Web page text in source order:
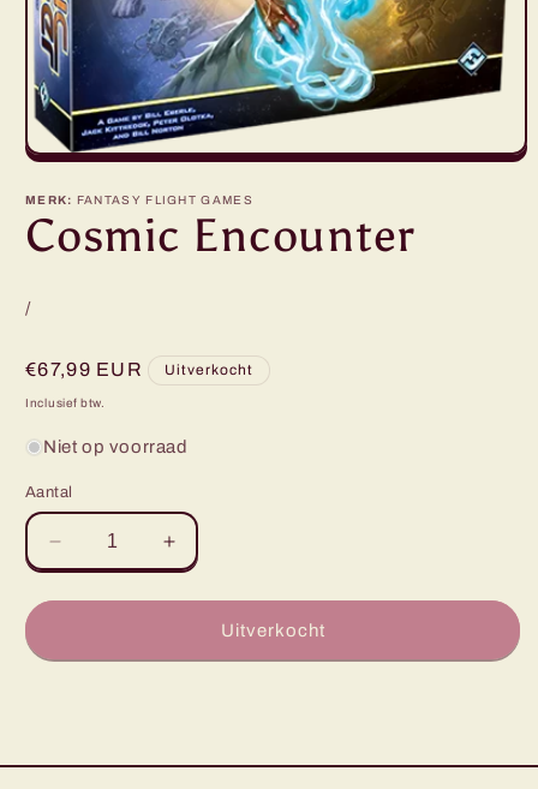
Media
openen
in
modaal
MERK: FANTASY FLIGHT GAMES
Cosmic Encounter
/
Normale
prijs
€67,99 EUR Uitverkocht
Inclusief btw.
Niet op voorraad
Aantal
Aantal
verlagen
voor
Aantal
verhogen
voor
CosmicUitverkocht